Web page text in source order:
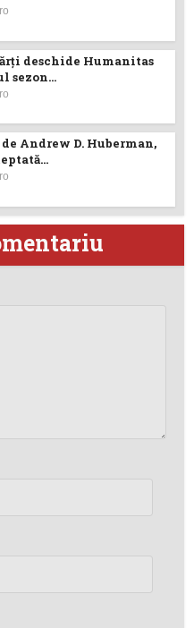
deschide Humanitas
sezon...
de Andrew D. Huberman,